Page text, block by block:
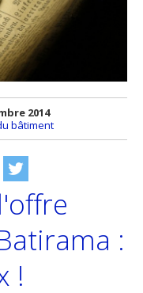
2014
bâtiment
:
!